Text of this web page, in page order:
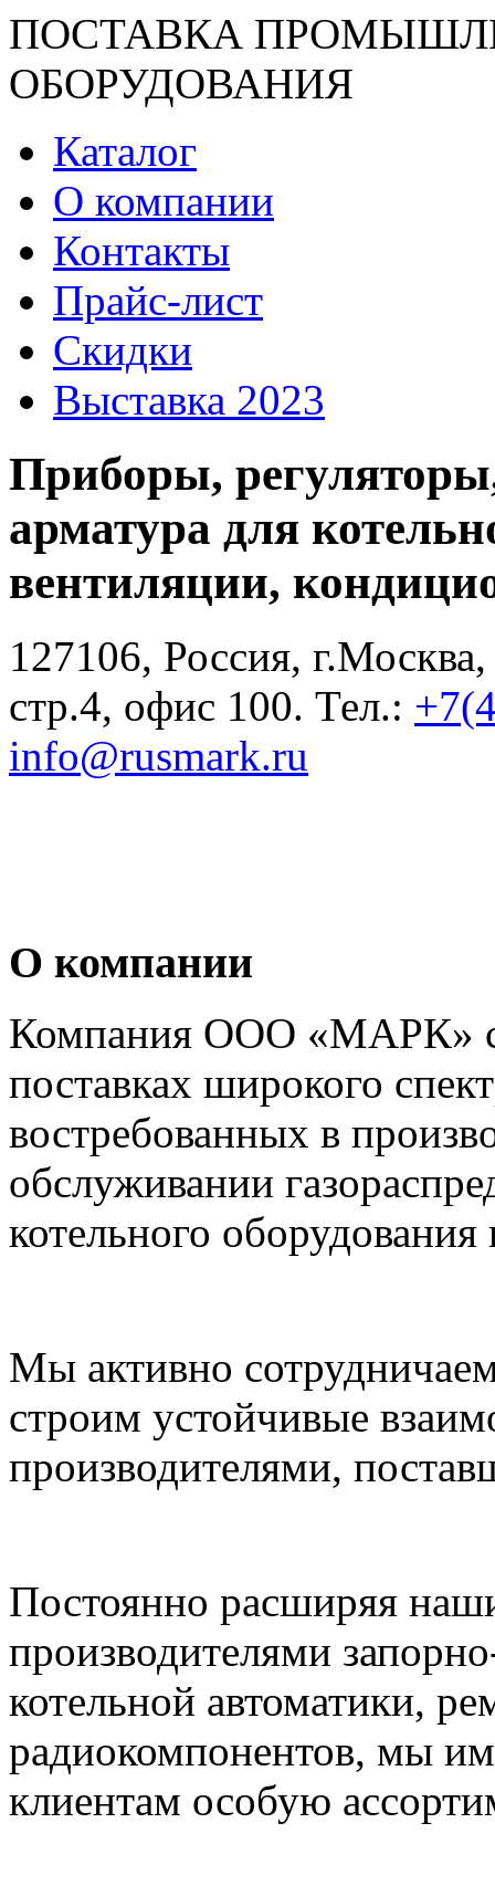
ПОСТАВКА
ОБОРУДОВАНИЯ
Каталог
О компании
Контакты
Прайс-лист
Скидки
Выставка 2023
Приборы,
арматура для
вентиляции,
127106, Россия,
стр.4, офис 100. Тел.:
info@rusmark.ru
О компании
Компания ООО «МАРК» с
поставках широкого
востребованных в
обслуживании
котельного оборудования
Мы активно
строим устойчивые
производителями,
Постоянно расширяя
производителями
котельной автоматики,
радиокомпонентов, мы
клиентам особую